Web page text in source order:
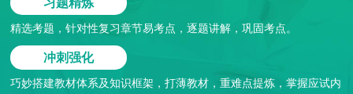
习题精炼
精选考题，针对性复习章节易考点，逐题讲解，巩固考点。
冲刺强化
巧妙搭建教材体系及知识框架，打薄教材，重难点提炼，掌握应试内